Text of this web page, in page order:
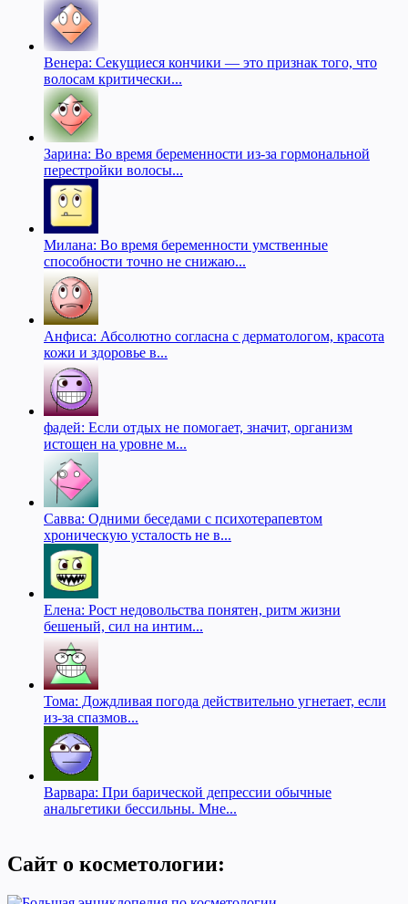
Венера: Секущиеся кончики — это признак того, что
волосам критически...
Зарина: Во время беременности из-за гормональной
перестройки волосы...
Милана: Во время беременности умственные
способности точно не снижаю...
Анфиса: Абсолютно согласна с дерматологом, красота
кожи и здоровье в...
фадей: Если отдых не помогает, значит, организм
истощен на уровне м...
Савва: Одними беседами с психотерапевтом
хроническую усталость не в...
Елена: Рост недовольства понятен, ритм жизни
бешеный, сил на интим...
Тома: Дождливая погода действительно угнетает, если
из-за спазмов...
Варвара: При барической депрессии обычные
анальгетики бессильны. Мне...
Сайт о косметологии: